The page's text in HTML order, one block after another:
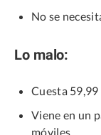
No se
Lo malo:
Cuesta
Viene en un
móviles.